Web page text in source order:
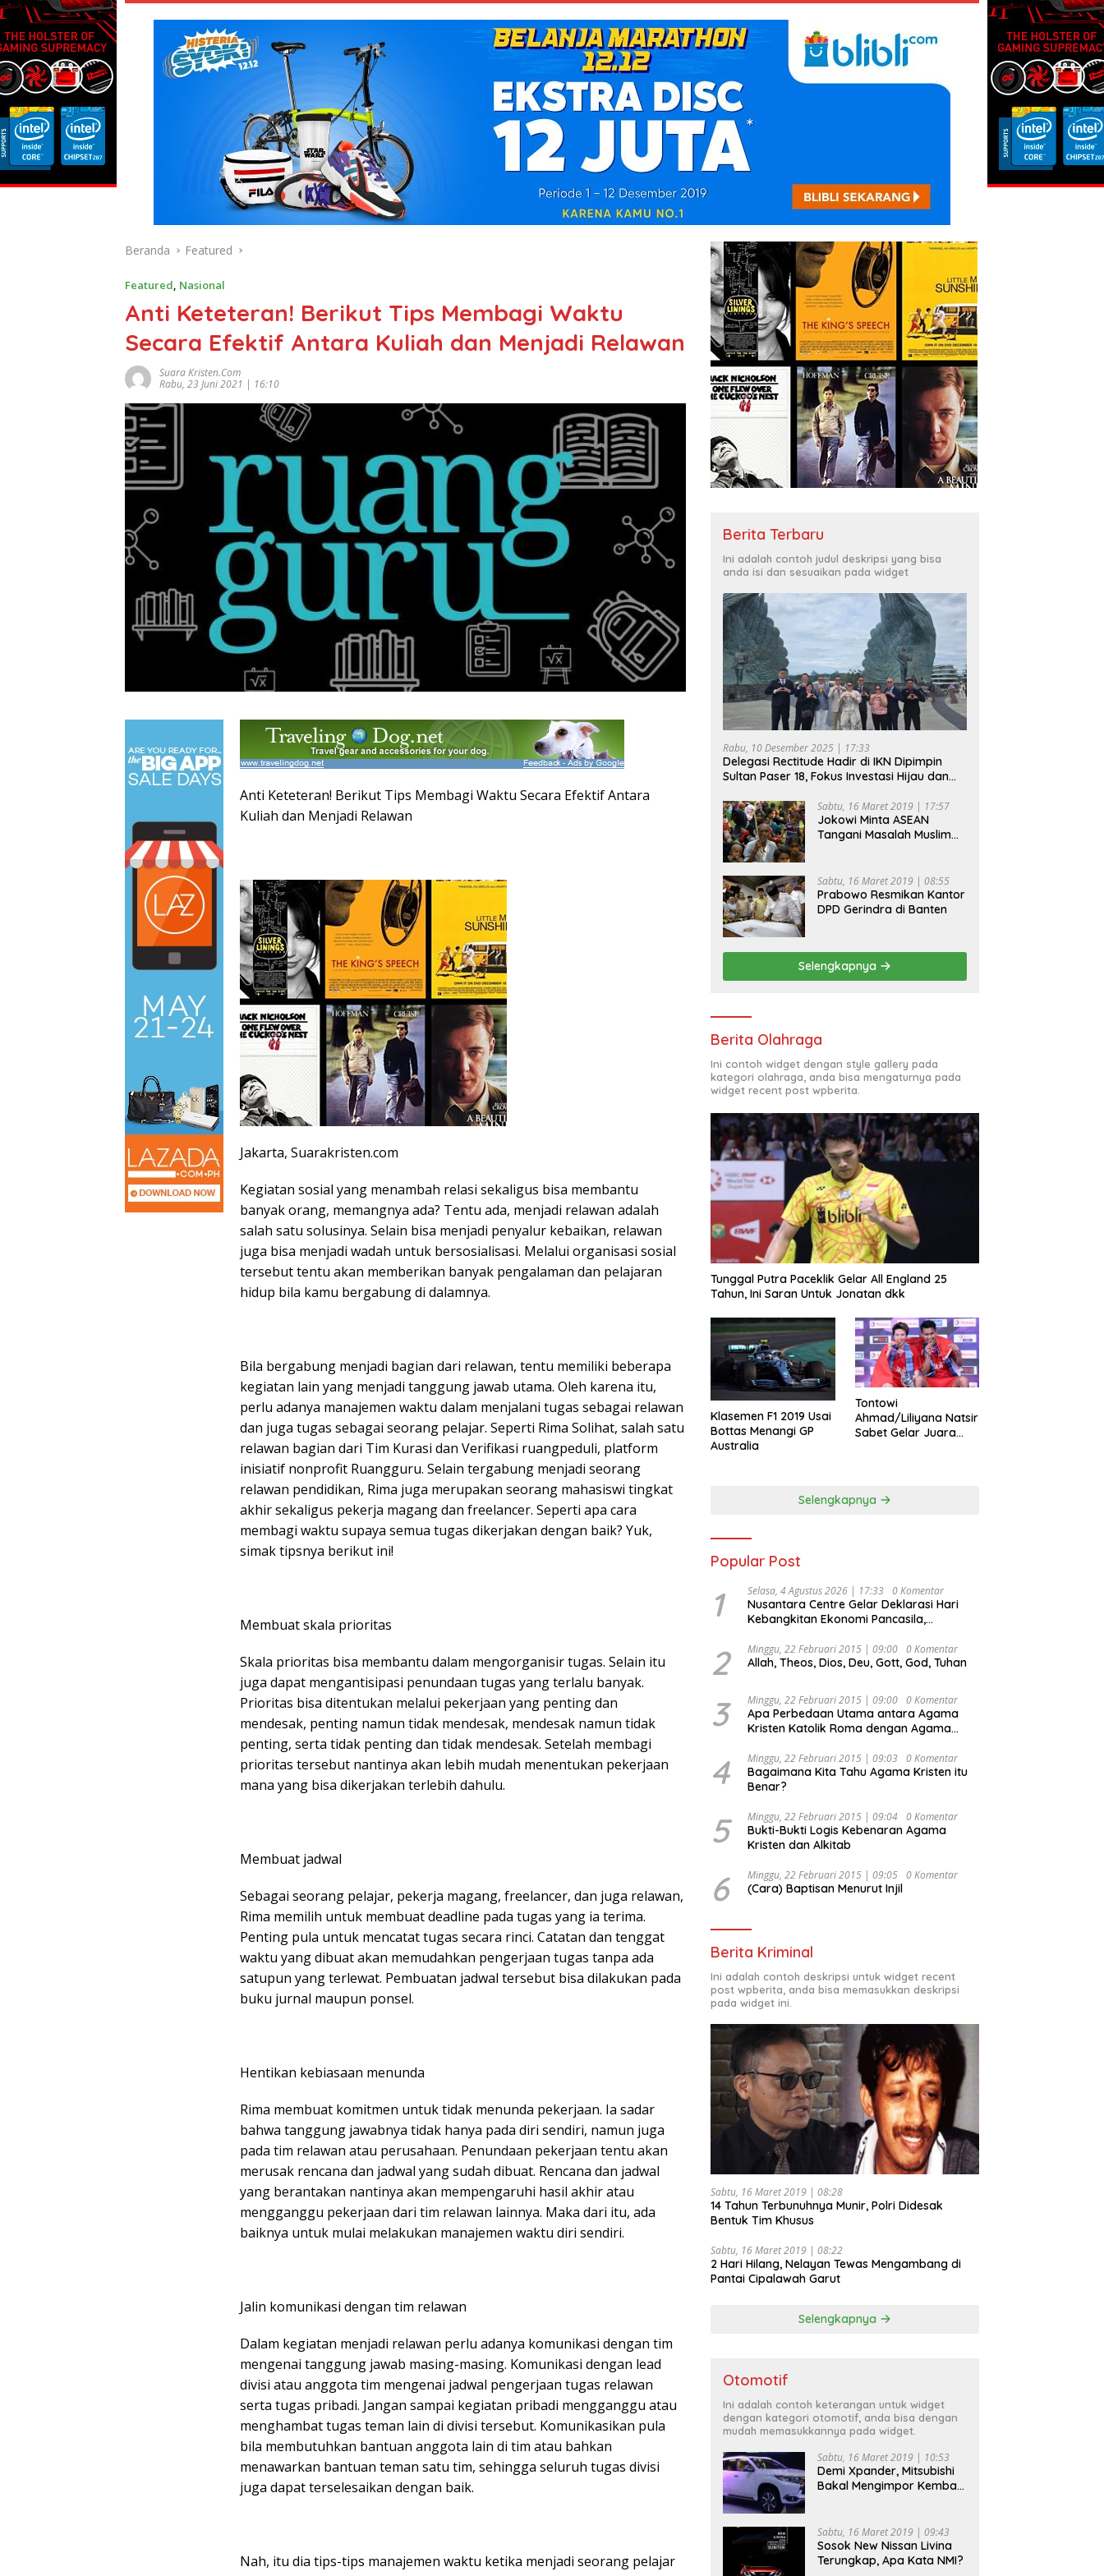
Beranda Featured
Featured, Nasional
Anti Keteteran! Berikut Tips Membagi Waktu
Secara Efektif Antara Kuliah dan Menjadi Relawan
Suara Kristen.com
Rabu, 23 Juni 2021 | 16:10
Anti Keteteran! Berikut Tips Membagi Waktu Secara Efektif Antara
Kuliah dan Menjadi Relawan
Jakarta, Suarakristen.com
Kegiatan sosial yang menambah relasi sekaligus bisa membantu
banyak orang, memangnya ada? Tentu ada, menjadi relawan adalah
salah satu solusinya. Selain bisa menjadi penyalur kebaikan, relawan
juga bisa menjadi wadah untuk bersosialisasi. Melalui organisasi sosial
tersebut tentu akan memberikan banyak pengalaman dan pelajaran
hidup bila kamu bergabung di dalamnya.
Bila bergabung menjadi bagian dari relawan, tentu memiliki beberapa
kegiatan lain yang menjadi tanggung jawab utama. Oleh karena itu,
perlu adanya manajemen waktu dalam menjalani tugas sebagai relawan
dan juga tugas sebagai seorang pelajar. Seperti Rima Solihat, salah satu
relawan bagian dari Tim Kurasi dan Verifikasi ruangpeduli, platform
inisiatif nonprofit Ruangguru. Selain tergabung menjadi seorang
relawan pendidikan, Rima juga merupakan seorang mahasiswi tingkat
akhir sekaligus pekerja magang dan freelancer. Seperti apa cara
membagi waktu supaya semua tugas dikerjakan dengan baik? Yuk,
simak tipsnya berikut ini!
Membuat skala prioritas
Skala prioritas bisa membantu dalam mengorganisir tugas. Selain itu
juga dapat mengantisipasi penundaan tugas yang terlalu banyak.
Prioritas bisa ditentukan melalui pekerjaan yang penting dan
mendesak, penting namun tidak mendesak, mendesak namun tidak
penting, serta tidak penting dan tidak mendesak. Setelah membagi
prioritas tersebut nantinya akan lebih mudah menentukan pekerjaan
mana yang bisa dikerjakan terlebih dahulu.
Membuat jadwal
Sebagai seorang pelajar, pekerja magang, freelancer, dan juga relawan,
Rima memilih untuk membuat deadline pada tugas yang ia terima.
Penting pula untuk mencatat tugas secara rinci. Catatan dan tenggat
waktu yang dibuat akan memudahkan pengerjaan tugas tanpa ada
satupun yang terlewat. Pembuatan jadwal tersebut bisa dilakukan pada
buku jurnal maupun ponsel.
Hentikan kebiasaan menunda
Rima membuat komitmen untuk tidak menunda pekerjaan. Ia sadar
bahwa tanggung jawabnya tidak hanya pada diri sendiri, namun juga
pada tim relawan atau perusahaan. Penundaan pekerjaan tentu akan
merusak rencana dan jadwal yang sudah dibuat. Rencana dan jadwal
yang berantakan nantinya akan mempengaruhi hasil akhir atau
mengganggu pekerjaan dari tim relawan lainnya. Maka dari itu, ada
baiknya untuk mulai melakukan manajemen waktu diri sendiri.
Jalin komunikasi dengan tim relawan
Dalam kegiatan menjadi relawan perlu adanya komunikasi dengan tim
mengenai tanggung jawab masing-masing. Komunikasi dengan lead
divisi atau anggota tim mengenai jadwal pengerjaan tugas relawan
serta tugas pribadi. Jangan sampai kegiatan pribadi mengganggu atau
menghambat tugas teman lain di divisi tersebut. Komunikasikan pula
bila membutuhkan bantuan anggota lain di tim atau bahkan
menawarkan bantuan teman satu tim, sehingga seluruh tugas divisi
juga dapat terselesaikan dengan baik.
Nah, itu dia tips-tips manajemen waktu ketika menjadi seorang pelajar
Berita Terbaru
Ini adalah contoh judul deskripsi yang bisa
anda isi dan sesuaikan pada widget
Rabu, 10 Desember 2025 | 17:33
Delegasi Rectitude Hadir di IKN Dipimpin
Sultan Paser 18, Fokus Investasi Hijau dan
Sabtu, 16 Maret 2019 | 17:57
Jokowi Minta ASEAN
Tangani Masalah Muslim
Sabtu, 16 Maret 2019 | 08:55
Prabowo Resmikan Kantor
DPD Gerindra di Banten
Selengkapnya
Berita Olahraga
Ini contoh widget dengan style gallery pada
kategori olahraga, anda bisa mengaturnya pada
widget recent post wpberita.
Tunggal Putra Paceklik Gelar All England 25
Tahun, Ini Saran Untuk Jonatan dkk
Klasemen F1 2019 Usai
Bottas Menangi GP
Australia
Tontowi
Ahmad/Liliyana Natsir
Sabet Gelar Juara
Selengkapnya
Popular Post
1 Selasa, 4 Agustus 2026 | 17:33 0 Komentar
Nusantara Centre Gelar Deklarasi Hari
Kebangkitan Ekonomi Pancasila,
Djojohadikusumo Anti Penjajahan
(Pergolakan Ekonomi Politik Indonesia) &
Undang Perekonomian Nasional dan
Kesejahteraan Sosial dalam Menata
Bangsa Menuju Indonesia Emas 2045”,
2 Minggu, 22 Februari 2015 | 09:00 0 Komentar
Allah, Theos, Dios, Deu, Gott, God, Tuhan
3 Minggu, 22 Februari 2015 | 09:00 0 Komentar
Apa Perbedaan Utama antara Agama
Kristen Katolik Roma dengan Agama
4 Minggu, 22 Februari 2015 | 09:03 0 Komentar
Bagaimana Kita Tahu Agama Kristen itu
Benar?
5 Minggu, 22 Februari 2015 | 09:04 0 Komentar
Bukti-Bukti Logis Kebenaran Agama
Kristen dan Alkitab
6 Minggu, 22 Februari 2015 | 09:05 0 Komentar
(Cara) Baptisan Menurut Injil
Berita Kriminal
Ini adalah contoh deskripsi untuk widget recent
post wpberita, anda bisa memasukkan deskripsi
pada widget ini.
Sabtu, 16 Maret 2019 | 08:28
14 Tahun Terbunuhnya Munir, Polri Didesak
Bentuk Tim Khusus
Sabtu, 16 Maret 2019 | 08:22
2 Hari Hilang, Nelayan Tewas Mengambang di
Pantai Cipalawah Garut
Selengkapnya
Otomotif
Ini adalah contoh keterangan untuk widget
dengan kategori otomotif, anda bisa dengan
mudah memasukkannya pada widget.
Sabtu, 16 Maret 2019 | 10:53
Demi Xpander, Mitsubishi
Bakal Mengimpor Kembali
Sabtu, 16 Maret 2019 | 09:43
Sosok New Nissan Livina
Terungkap, Apa Kata NMI?